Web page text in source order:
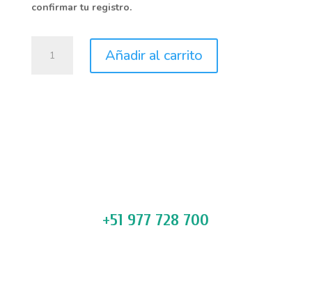
confirmar tu registro.
Privados
Añadir al carrito
+51 977 728 700